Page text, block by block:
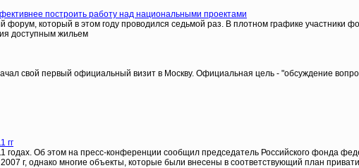
построить работу над национальными проектами
который в этом году проводился седьмой раз. В плотном графике участники
доступным жильем
свой первый официальный визит в Москву. Официальная цель - "обсуждение
гг
годах. Об этом на пресс-конференции сообщил председатель Российского фонда
г, однако многие объекты, которые были внесены в соответствующий план